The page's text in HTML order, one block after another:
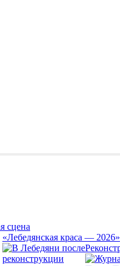
сцена
«Лебедянская краса — 2026»